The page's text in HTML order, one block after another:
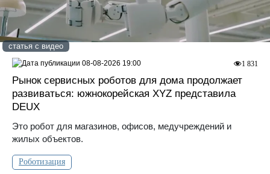
статья с видео
Рынок сервисных роботов для дома продолжает
развиваться: южнокорейская XYZ представила
DEUX
Это робот для магазинов, офисов, медучреждений и
жилых объектов.
Роботизация
1 831
08-08-2026 19:00